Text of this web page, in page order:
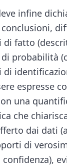
infine
di fatto
probabilità
di
espresse
una
che
dai dati
di